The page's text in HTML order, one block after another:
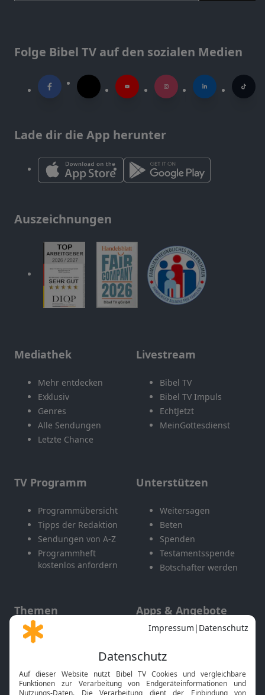
Folge Bibel TV auf den sozialen Medien
Lade dir die App herunter
Auszeichnungen
Mediathek
Mehr entdecken
Exklusiv
Genres
Alle Sendungen
Letzte Chance
Livestream
Bibel TV
Bibel TV Impuls
EchtJetzt
MeinGottesdienst
TV Programm
Programmübersicht
Tipps der Redaktion
Sendungen von A-Z
Programmheft
kostenlos anfordern
Unterstützen
Weitersagen
Beten
Spenden
Testamentsspende
Botschafter werden
Themen
Gott und Bibel erklärt
Neuigkeiten
Apps & Angebote
Mobile App
Smart TV